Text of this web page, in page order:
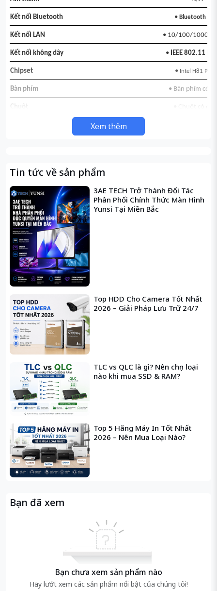
Kết nối Bluetooth • Bluetooth 4.0
Kết nối LAN • 10/100/1000
Kết nối không dây • IEEE 802.11 b/
Chipset • Intel H81 PCH
Bàn phím • Bàn phím có
Back : 4 USB 2.0
connectors,HDMI, VGA, RJ-
Ethernet), 3-stack audio
Xem thêm
Tin tức về sản phẩm
3AE TECH Trở Thành Đối Tác
Phân Phối Chính Thức Màn Hình
Yunsi Tại Miền Bắc
Top HDD Cho Camera Tốt Nhất
2026 – Giải Pháp Lưu Trữ 24/7
TLC vs QLC là gì? Nên chọn loại
nào khi mua SSD & RAM?
Top 5 Hãng Máy In Tốt Nhất
2026 – Nên Mua Loại Nào?
Bạn đã xem
Bạn chưa xem sản phẩm nào
Hãy lướt xem các sản phẩm nổi bật của chúng tôi!